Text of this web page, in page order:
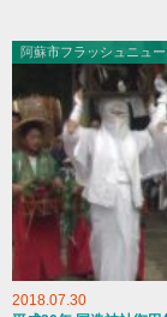
阿蘇市フラッシュニュー
2018.07.30